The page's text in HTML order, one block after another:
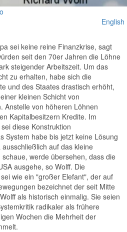
Video
English
sei keine reine Finanzkrise, sagt
seit den 70er Jahren die Löhne
steigender Arbeitszeit. Um das
zu erhalten, habe sich die
und des Staates drastisch erhöht,
kleinen Schicht von
Anstelle von höheren Löhnen
Kapitalbesitzern Kredite. Im
diese Konstruktion
System habe bis jetzt keine Lösung
auf das kleine
werde übersehen, dass die
ausgehe, so Wolff. Die
wie ein "großer Elefant", der auf
bezeichnet der seit Mitte
als historisch einmalig. Sie seien
radikaler als frühere
Wochen die Mehrheit der